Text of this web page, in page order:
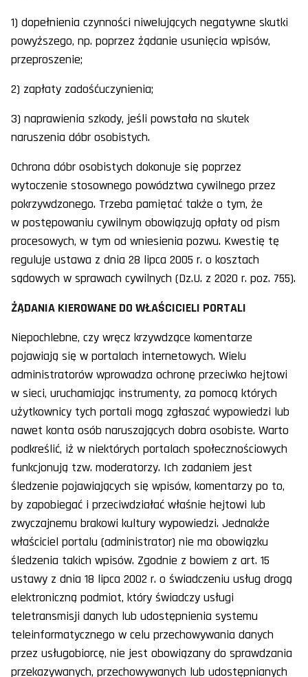
1) dopełnienia czynności niwelujących negatywne skutki
powyższego, np. poprzez żądanie usunięcia wpisów,
przeproszenie;
2) zapłaty zadośćuczynienia;
3) naprawienia szkody, jeśli powstała na skutek
naruszenia dóbr osobistych.
Ochrona dóbr osobistych dokonuje się poprzez
wytoczenie stosownego powództwa cywilnego przez
pokrzywdzonego. Trzeba pamiętać także o tym, że
w postępowaniu cywilnym obowiązują opłaty od pism
procesowych, w tym od wniesienia pozwu. Kwestię tę
reguluje ustawa z dnia 28 lipca 2005 r. o kosztach
sądowych w sprawach cywilnych (Dz.U. z 2020 r. poz. 755).
ŻĄDANIA KIEROWANE DO WŁAŚCICIELI PORTALI
Niepochlebne, czy wręcz krzywdzące komentarze
pojawiają się w portalach internetowych. Wielu
administratorów wprowadza ochronę przeciwko hejtowi
w sieci, uruchamiając instrumenty, za pomocą których
użytkownicy tych portali mogą zgłaszać wypowiedzi lub
nawet konta osób naruszających dobra osobiste. Warto
podkreślić, iż w niektórych portalach społecznościowych
funkcjonują tzw. moderatorzy. Ich zadaniem jest
śledzenie pojawiających się wpisów, komentarzy po to,
by zapobiegać i przeciwdziałać właśnie hejtowi lub
zwyczajnemu brakowi kultury wypowiedzi. Jednakże
właściciel portalu (administrator) nie ma obowiązku
śledzenia takich wpisów. Zgodnie z bowiem z art. 15
ustawy z dnia 18 lipca 2002 r. o świadczeniu usług drogą
elektroniczną podmiot, który świadczy usługi
teletransmisji danych lub udostępnienia systemu
teleinformatycznego w celu przechowywania danych
przez usługobiorcę, nie jest obowiązany do sprawdzania
przekazywanych, przechowywanych lub udostępnianych